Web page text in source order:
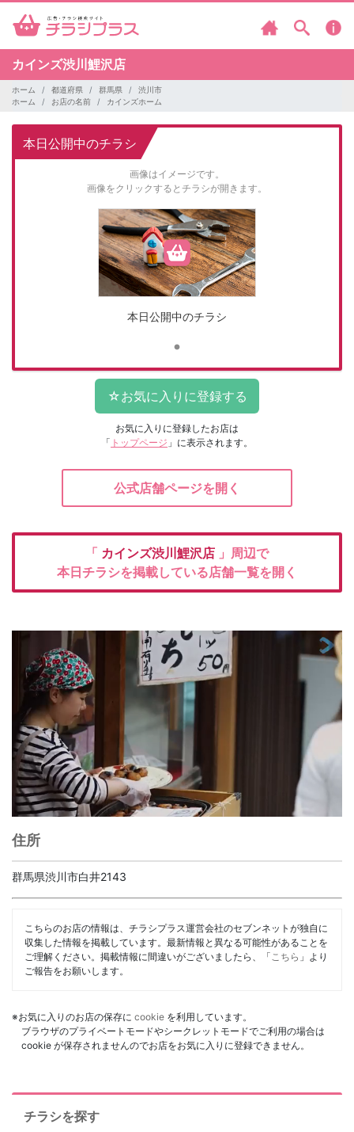
カインズ渋川鯉沢店
ホーム 都道府県 群馬県
渋川市
ホーム
お店の名前 カインズホーム
本日公開中のチラシ
画像はイメージです。
画像をクリックするとチラシが開きます。
本日公開中のチラシ
お気に入りに登録したお店は
「 トップページ 」に表示されます。
公式店舗ページを開く
「 カインズ渋川鯉沢店 」周辺で
本日チラシを掲載している店舗一覧を開く
住所
群馬県渋川市白井2143
こちらのお店の情報は、チラシプラス運営会社のセブンネットが独自に
収集した情報を掲載しています。最新情報と異なる可能性があることを
ご理解ください。掲載情報に間違いがございましたら、「 こちら 」より
ご報告をお願いします。
※お気に入りのお店の保存に cookie を利用しています。
ブラウザのプライベートモードやシークレットモードでご利用の場合は
cookie が保存されませんのでお店をお気に入りに登録できません。
チラシを探す